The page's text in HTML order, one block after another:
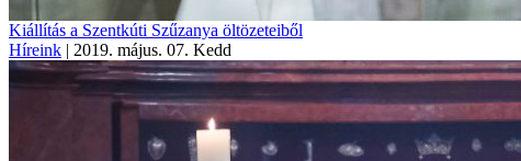
Kiállítás a Szentkúti Szűzanya öltözeteiből
Híreink | 2019. május. 07. Kedd